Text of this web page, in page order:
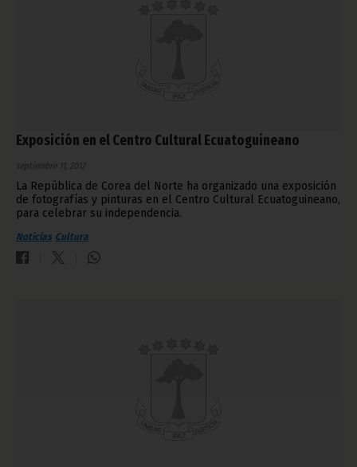
Exposición en el Centro Cultural Ecuatoguineano
septiembre 11, 2012
La República de Corea del Norte ha organizado una exposición
de fotografías y pinturas en el Centro Cultural Ecuatoguineano,
para celebrar su independencia.
Noticias Cultura